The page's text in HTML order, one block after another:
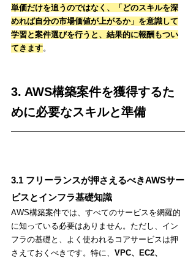
単価だけを追うのではなく、「どのスキルを深
めれば自分の市場価値が上がるか」を意識して
学習と案件選びを行うと、結果的に報酬もつい
てきます。
3. AWS構築案件を獲得するた
めに必要なスキルと準備
3.1 フリーランスが押さえるべきAWSサー
ビスとインフラ基礎知識
AWS構築案件では、すべてのサービスを網羅的
に知っている必要はありません。ただし、イン
フラの基礎と、よく使われるコアサービスは押
さえておくべきです。特に、 VPC、EC2、